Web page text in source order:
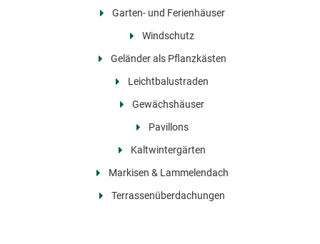
Garten- und Ferienhäuser
Windschutz
Geländer als Pflanzkästen
Leichtbalustraden
Gewächshäuser
Pavillons
Kaltwintergärten
Markisen & Lammelendach
Terrassenüberdachungen